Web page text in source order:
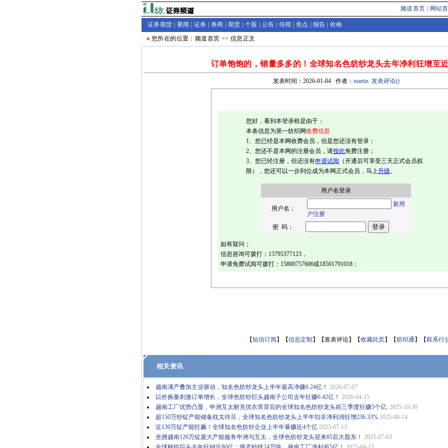
频道首页 网站
证券期货 | 要闻 证券 券商 期货 个股 公告 传闻 焦点 报告
价格
您所在的位置： 频道首页 >>信息正文
订单饱饱的，销量多多的！全球知名色纺纱龙头去年净利狂增至
发表时间：2026-01-04 作者： martin 发表评论()
您好，看到本登录框是由于：
本条信息为第一纺织网收费信息
1、您已经是本网收费会员，但是您还没有登录；
2、您还不是本网的注册会员，请按此免费注册；
3、您已经注册，但还没有申请试阅 （开通后可享受三天正式会员权
限），您还可以一步到位成为本网正式会员，马上升级。
用户名登录
用户名：
新用
户注册
密 码：
如有疑问；
信息咨询可拨打： 13795377123，
申请免费试阅可拨打： 15800757606或18501791018；
【短信订阅 】【信息定制 】【发表评论】【收藏此页】【纺织通 】【联系行
相关资讯
越南满产叠加主业驱动，知名色纺纱龙头上半年最高净赚6.24亿！ 2026-07-07
以价换量刺激订单增长，全球色纺纱巨头越南子公司去年狂赚6.42亿！ 2026-04-15
越南工厂优势凸显，申洲互太耐克优衣库背后的全球知名色纺纱龙头前三季度狂赚5个亿. 2025-10-30
超150万纱锭产能储备枕戈待旦，全球知名色纺纱龙头上半年扣非净利润狂增236.33% 2025-08-14
近130万锭产能狂飙！全球知名色纺纱企业上半年暴赚近4个亿 2025-07-13
坐拥越南126万锭庞大产能服务申洲与互太，全球色纺纱龙头迎来85后大股东！ 2025-07-03